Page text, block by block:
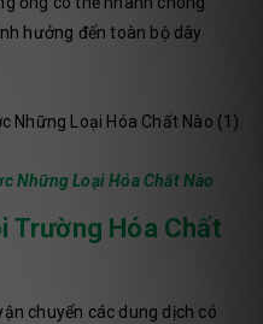
hưởng đến toàn bộ dây
Những Loại Hóa Chất Nào
Trường Hóa Chất
chuyển các dung dịch có